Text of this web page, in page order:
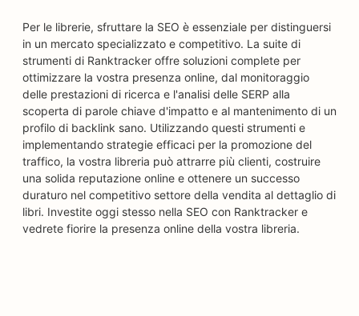
Per le librerie, sfruttare la SEO è essenziale per distinguersi
in un mercato specializzato e competitivo. La suite di
strumenti di Ranktracker offre soluzioni complete per
ottimizzare la vostra presenza online, dal monitoraggio
delle prestazioni di ricerca e l'analisi delle SERP alla
scoperta di parole chiave d'impatto e al mantenimento di un
profilo di backlink sano. Utilizzando questi strumenti e
implementando strategie efficaci per la promozione del
traffico, la vostra libreria può attrarre più clienti, costruire
una solida reputazione online e ottenere un successo
duraturo nel competitivo settore della vendita al dettaglio di
libri. Investite oggi stesso nella SEO con Ranktracker e
vedrete fiorire la presenza online della vostra libreria.